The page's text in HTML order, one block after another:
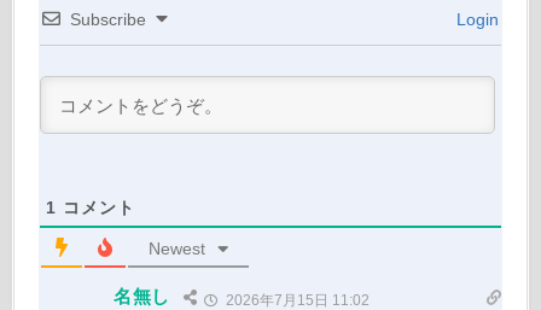
Subscribe Login
1 コメント
Newest
名無し 2026年7月15日 11:02